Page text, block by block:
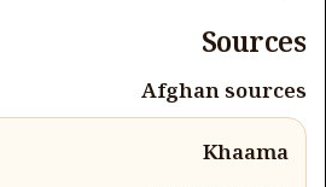
Sources
Afghan sources
Khaama